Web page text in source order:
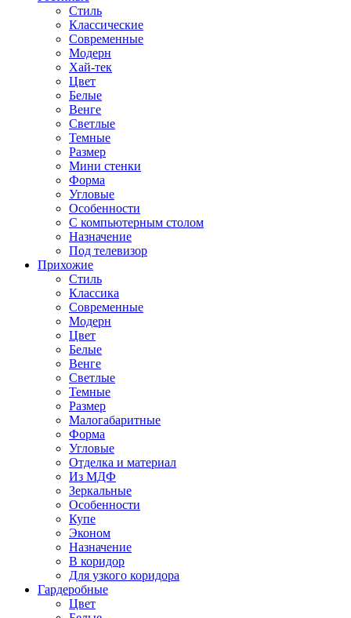
Стиль
Классические
Современные
Модерн
Хай-тек
Цвет
Белые
Венге
Светлые
Темные
Размер
Мини стенки
Форма
Угловые
Особенности
С компьютерным столом
Назначение
Под телевизор
Прихожие
Стиль
Классика
Современные
Модерн
Цвет
Белые
Венге
Светлые
Темные
Размер
Малогабаритные
Форма
Угловые
Отделка и материал
Из МДФ
Зеркальные
Особенности
Купе
Эконом
Назначение
В коридор
Для узкого коридора
Гардеробные
Цвет